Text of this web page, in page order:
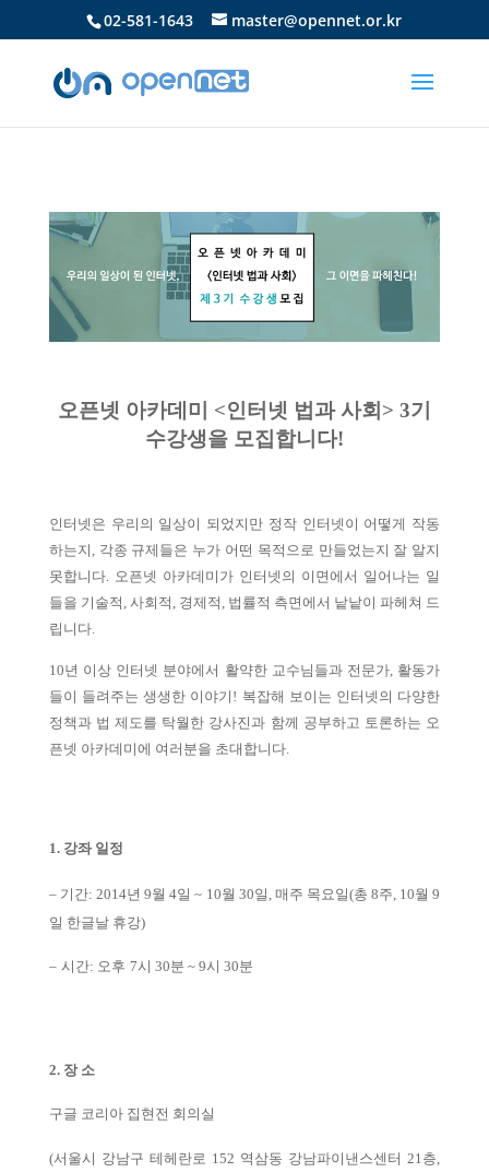
02-581-1643 master@opennet.or.kr
오픈넷 아카데미 <인터넷 법과 사회> 3기
수강생을 모집합니다!
인터넷은 우리의 일상이 되었지만 정작 인터넷이 어떻게 작동
하는지, 각종 규제들은 누가 어떤 목적으로 만들었는지 잘 알지
못합니다. 오픈넷 아카데미가 인터넷의 이면에서 일어나는 일
들을 기술적, 사회적, 경제적, 법률적 측면에서 낱낱이 파헤쳐 드
립니다.
10년 이상 인터넷 분야에서 활약한 교수님들과 전문가, 활동가
들이 들려주는 생생한 이야기! 복잡해 보이는 인터넷의 다양한
정책과 법 제도를 탁월한 강사진과 함께 공부하고 토론하는 오
픈넷 아카데미에 여러분을 초대합니다.
1. 강좌 일정
– 기간: 2014년9월4일 ~ 10월 30일, 매주 목요일(총 8주, 10월 9
일 한글날 휴강)
– 시간: 오후 7시 30분 ~ 9시 30분
2. 장 소
구글 코리아 집현전 회의실
(서울시 강남구 테헤란로 152 역삼동 강남파이낸스센터21층,